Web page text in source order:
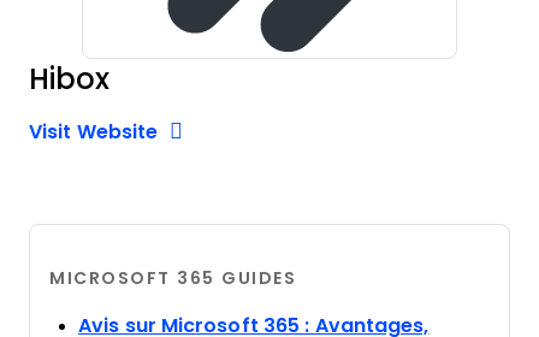
Hibox
Visit WebsiteOpens New Window
MICROSOFT 365 GUIDES
Avis sur Microsoft 365 : Avantages,